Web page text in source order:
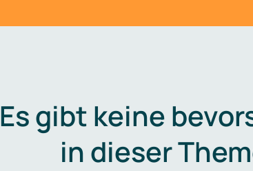
Es gibt keine
in dieser